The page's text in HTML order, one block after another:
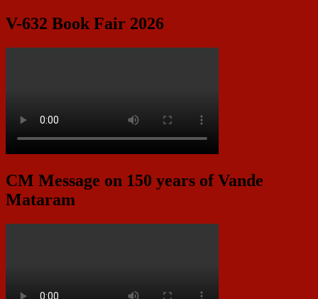
V-632 Book Fair 2026
CM Message on 150 years of Vande
Mataram